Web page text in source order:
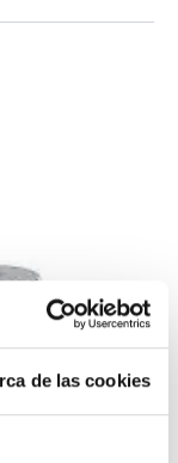
de las cookies